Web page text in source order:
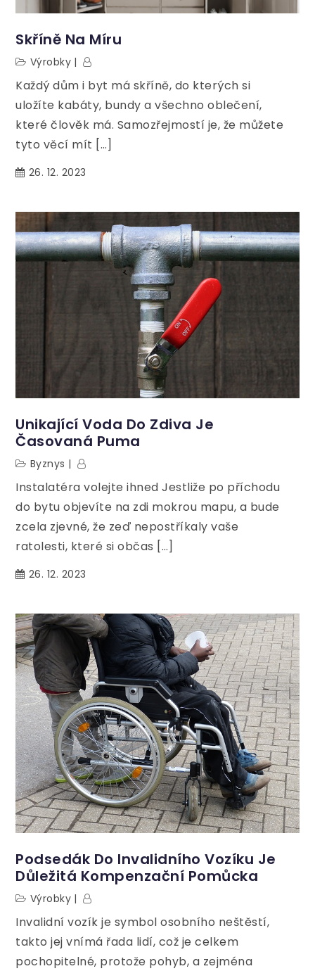
Skříně Na Míru
Výrobky
Každý dům i byt má skříně, do kterých si
uložíte kabáty, bundy a všechno oblečení,
které člověk má. Samozřejmostí je, že můžete
tyto věcí mít […]
26. 12. 2023
Unikající Voda Do Zdiva Je
Časovaná Puma
Byznys
Instalatéra volejte ihned Jestliže po příchodu
do bytu objevíte na zdi mokrou mapu, a bude
zcela zjevné, že zeď nepostříkaly vaše
ratolesti, které si občas […]
26. 12. 2023
Podsedák Do Invalidního Vozíku Je
Důležitá Kompenzační Pomůcka
Výrobky
Invalidní vozík je symbol osobního neštěstí,
takto jej vnímá řada lidí, což je celkem
pochopitelné, protože pohyb, a zejména